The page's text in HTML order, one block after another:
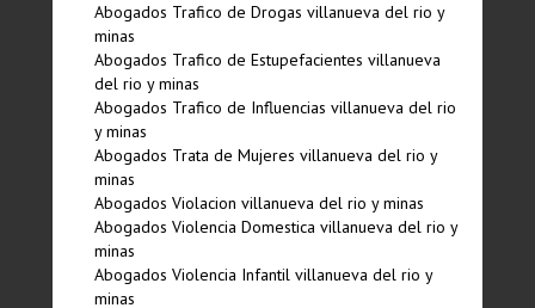
Abogados Trafico de Drogas villanueva del rio y
minas
Abogados Trafico de Estupefacientes villanueva
del rio y minas
Abogados Trafico de Influencias villanueva del rio
y minas
Abogados Trata de Mujeres villanueva del rio y
minas
Abogados Violacion villanueva del rio y minas
Abogados Violencia Domestica villanueva del rio y
minas
Abogados Violencia Infantil villanueva del rio y
minas